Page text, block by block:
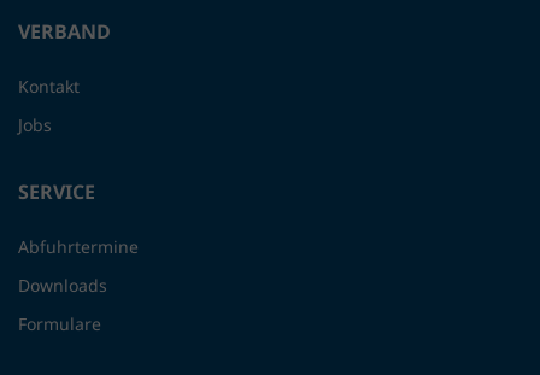
VERBAND
Kontakt
Jobs
SERVICE
Abfuhrtermine
Downloads
Formulare